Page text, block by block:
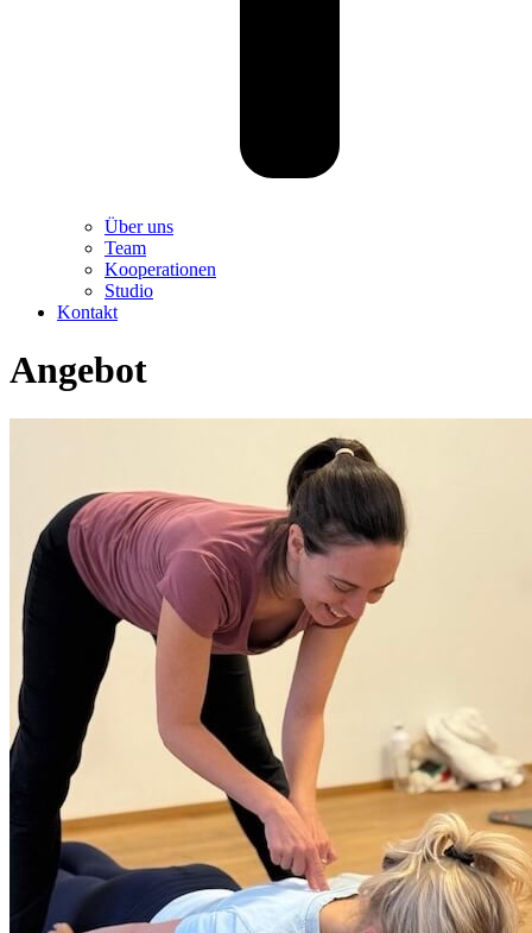
Über uns
Team
Kooperationen
Studio
Kontakt
Angebot